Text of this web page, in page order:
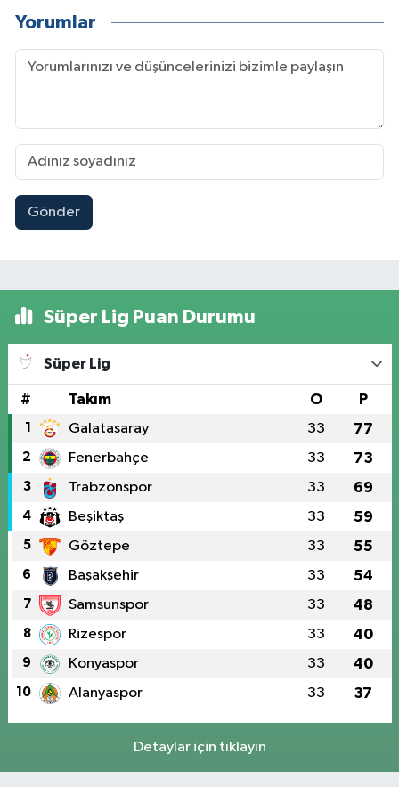
Yorumlar
Gönder
Süper Lig Puan Durumu
Süper Lig
# Takım O P
1 Galatasaray 33 77
2 Fenerbahçe 33 73
3 Trabzonspor 33 69
4 Beşiktaş 33 59
5 Göztepe 33 55
6 Başakşehir 33 54
7 Samsunspor 33 48
8 Rizespor 33 40
9 Konyaspor 33 40
10 Alanyaspor 33 37
Detaylar için tıklayın